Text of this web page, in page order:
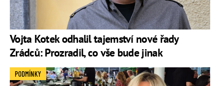
Vojta Kotek odhalil tajemství nové řady
Zrádců: Prozradil, co vše bude jinak
PODMÍNKY